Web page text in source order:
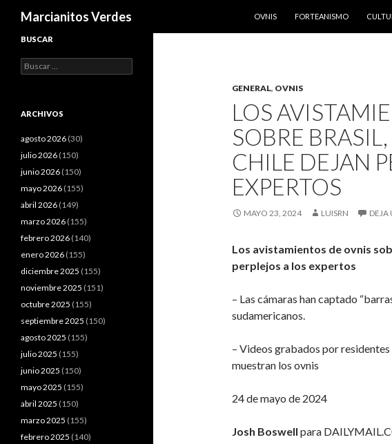
Marcianitos Verdes
OVNIS
FORTEANISMO
GENERAL, OVNIS
LOS
SOBRE
CHILE DEJAN
EXPERTOS
MAYO 23, 2024 LUISRN DEJA
Los avistamientos de ovnis
perplejos a los expertos
– Las cámaras han captado
sudamericanos.
– Videos grabados por
muestran los ovnis
24 de mayo de 2024
Josh Boswell para
BUSCAR
Buscar:
ARCHIVOS
agosto 2026 (30)
julio 2026 (150)
junio 2026 (150)
mayo 2026 (155)
abril 2026 (149)
marzo 2026 (155)
febrero 2026 (140)
enero 2026 (155)
diciembre 2025 (155)
noviembre 2025 (151)
octubre 2025 (155)
septiembre 2025 (150)
agosto 2025 (155)
julio 2025 (155)
junio 2025 (150)
mayo 2025 (155)
abril 2025 (150)
marzo 2025 (155)
febrero 2025 (140)